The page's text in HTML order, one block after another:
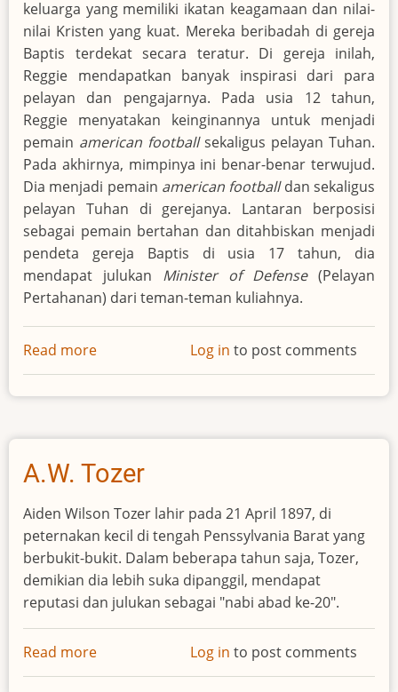
keluarga yang memiliki ikatan keagamaan dan nilai-
nilai Kristen yang kuat. Mereka beribadah di gereja
Baptis terdekat secara teratur. Di gereja inilah,
Reggie mendapatkan banyak inspirasi dari para
pelayan dan pengajarnya. Pada usia 12 tahun,
Reggie menyatakan keinginannya untuk menjadi
pemain american footballsekaligus pelayan Tuhan.
Pada akhirnya, mimpinya ini benar-benar terwujud.
Dia menjadi pemain american footballdan sekaligus
pelayan Tuhan di gerejanya. Lantaran berposisi
sebagai pemain bertahan dan ditahbiskan menjadi
pendeta gereja Baptis di usia 17 tahun, dia
mendapat julukan Minister of Defense(Pelayan
Pertahanan) dari teman-teman kuliahnya.
Read more
Reginald
Howard
Log in to post comments
A.W. Tozer
Aiden Wilson Tozer lahir pada 21 April 1897, di
peternakan kecil di tengah Penssylvania Barat yang
berbukit-bukit. Dalam beberapa tahun saja, Tozer,
demikian dia lebih suka dipanggil, mendapat
reputasi dan julukan sebagai "nabi abad ke-20".
Read more
A.W.
Log in to post comments